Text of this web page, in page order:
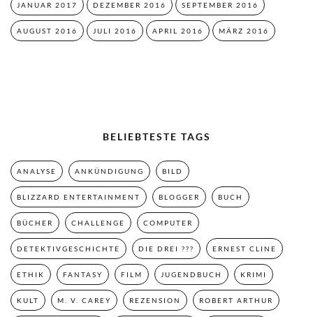
JANUAR 2017 DEZEMBER 2016 SEPTEMBER 2016
AUGUST 2016 JULI 2016 APRIL 2016 MÄRZ 2016
BELIEBTESTE TAGS
ANALYSE ANKÜNDIGUNG BILD
BLIZZARD ENTERTAINMENT BLOGGER BUCH
BÜCHER CHALLENGE COMPUTER
DETEKTIVGESCHICHTE DIE DREI ??? ERNEST CLINE
ETHIK FANTASY FILM JUGENDBUCH KRIMI
KULT M. V. CAREY REZENSION ROBERT ARTHUR